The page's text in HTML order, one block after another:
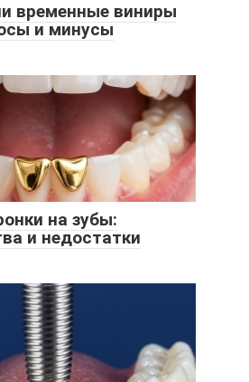
временные виниры
и минусы
на зубы:
и недостатки